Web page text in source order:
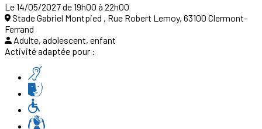
Le 14/05/2027 de 19h00 à 22h00
Stade Gabriel Montpied , Rue Robert Lemoy, 63100 Clermont-
Ferrand
Adulte, adolescent, enfant
Activité adaptée pour :